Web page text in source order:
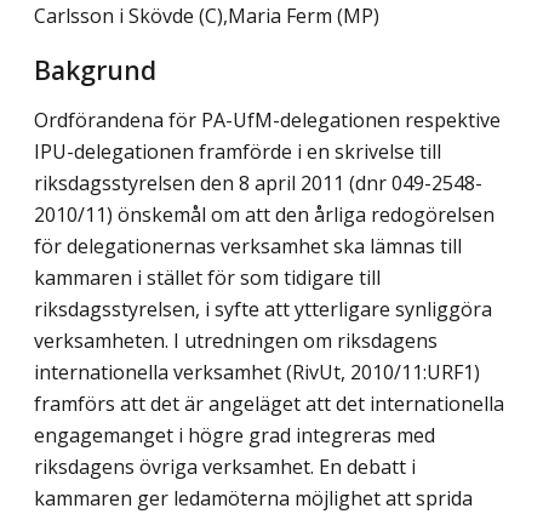
Carlsson i Skövde (C),Maria Ferm (MP)
Bakgrund
Ordförandena för PA-UfM-delegationen respektive
IPU-delegationen framförde i en skrivelse till
riksdagsstyrelsen den 8 april 2011 (dnr 049-2548-
2010/11) önskemål om att den årliga redogörelsen
för delegationernas verksamhet ska lämnas till
kammaren i stället för som tidigare till
riksdagsstyrelsen, i syfte att ytterligare synliggöra
verksamheten. I utredningen om riksdagens
internationella verksamhet (RivUt, 2010/11:URF1)
framförs att det är angeläget att det internationella
engagemanget i högre grad integreras med
riksdagens övriga verksamhet. En debatt i
kammaren ger ledamöterna möjlighet att sprida